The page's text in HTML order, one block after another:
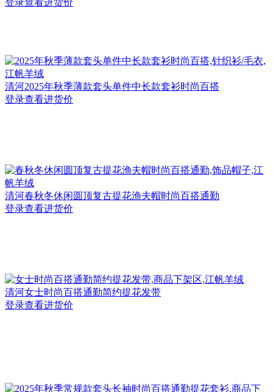
登录查看进货价
清河2025年秋季薄款套头单件中长款套衫时尚百搭
登录查看进货价
清河春秋冬休闲圆顶复古提花渔夫帽时尚百搭通勤
登录查看进货价
清河女士时尚百搭通勤简约提花发带
登录查看进货价